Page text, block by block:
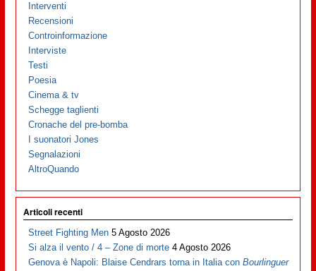
Interventi
Recensioni
Controinformazione
Interviste
Testi
Poesia
Cinema & tv
Schegge taglienti
Cronache del pre-bomba
I suonatori Jones
Segnalazioni
AltroQuando
Articoli recenti
Street Fighting Men 5 Agosto 2026
Si alza il vento / 4 – Zone di morte 4 Agosto 2026
Genova è Napoli: Blaise Cendrars torna in Italia conBourlinguer